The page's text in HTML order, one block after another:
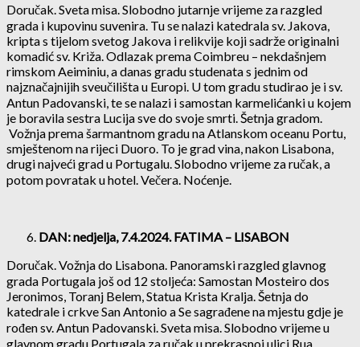
Doručak. Sveta misa. Slobodno jutarnje vrijeme za razgled
grada i kupovinu suvenira. Tu se nalazi katedrala sv. Jakova,
kripta s tijelom svetog Jakova i relikvije koji sadrže originalni
komadić sv. Križa. Odlazak prema Coimbreu – nekdašnjem
rimskom Aeiminiu, a danas gradu studenata s jednim od
najznačajnijih sveučilišta u Europi. U tom gradu studirao je i sv.
Antun Padovanski, te se nalazi i samostan karmelićanki u kojem
je boravila sestra Lucija sve do svoje smrti. Šetnja gradom.
Vožnja prema šarmantnom gradu na Atlanskom oceanu Portu,
smještenom na rijeci Duoro. To je grad vina, nakon Lisabona,
drugi najveći grad u Portugalu. Slobodno vrijeme za ručak, a
potom povratak u hotel. Večera. Noćenje.
DAN: nedjelja, 7.4.2024. FATIMA – LISABON
Doručak. Vožnja do Lisabona. Panoramski razgled glavnog
grada Portugala još od 12 stoljeća: Samostan Mosteiro dos
Jeronimos, Toranj Belem, Statua Krista Kralja. Šetnja do
katedrale i crkve San Antonio a Se sagrađene na mjestu gdje je
rođen sv. Antun Padovanski. Sveta misa. Slobodno vrijeme u
glavnom gradu Portugala za ručak u prekrasnoj ulici Rua